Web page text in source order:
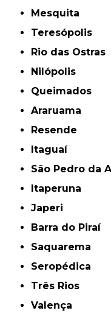
Mesquita
Teresópolis
Rio das Ostras
Nilópolis
Queimados
Araruama
Resende
Itaguaí
São Pedro da
Itaperuna
Japeri
Barra do Piraí
Saquarema
Seropédica
Três Rios
Valença